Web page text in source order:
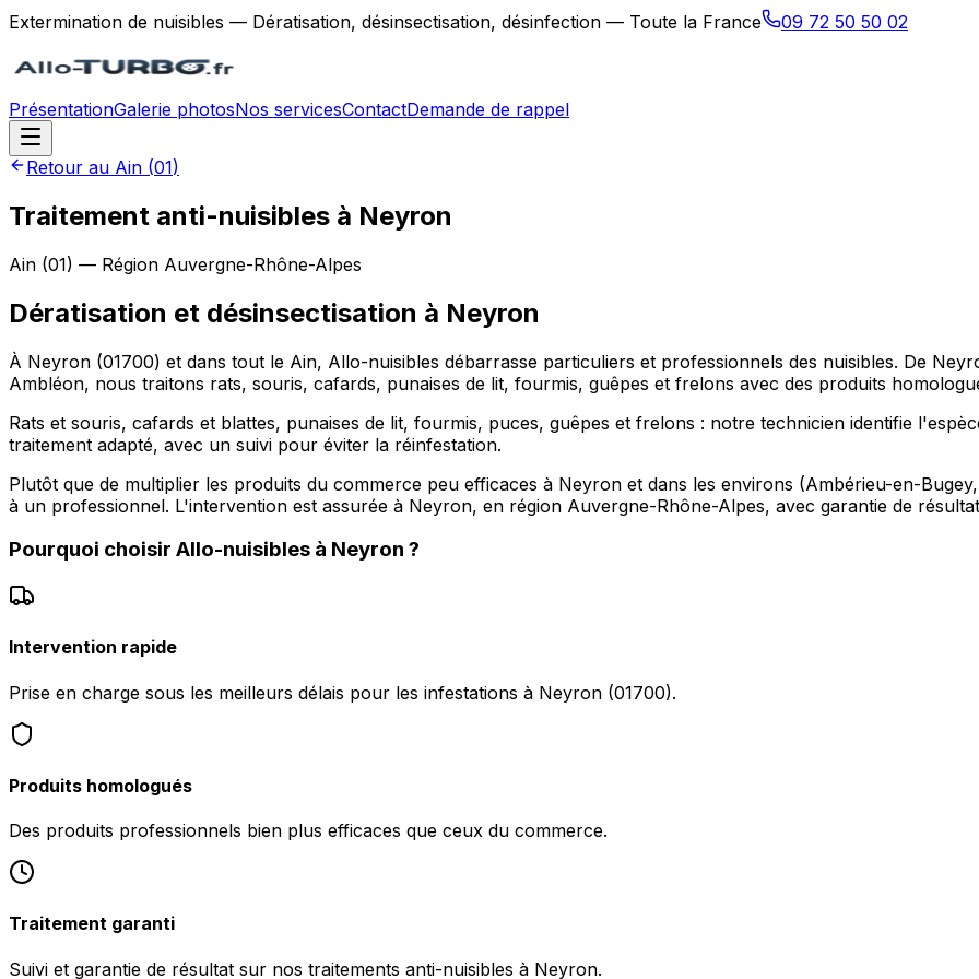
Extermination de nuisibles — Dératisation, désinsectisation, désinfection — Toute la France 09 72 50 50 02
PrésentationGalerie photosNos servicesContactDemande de rappel
Retour au Ain (01)
Traitement anti-nuisibles à Neyron
Ain (01) — Région Auvergne-Rhône-Alpes
Dératisation et désinsectisation à Neyron
À Neyron (01700) et dans tout le Ain, Allo-nuisibles débarrasse particuliers et professionnels des nuisibles. De
Ambléon, nous traitons rats, souris, cafards, punaises de lit, fourmis, guêpes et frelons avec des produits
Rats et souris, cafards et blattes, punaises de lit, fourmis, puces, guêpes et frelons : notre technicien identifie
traitement adapté, avec un suivi pour éviter la réinfestation.
Plutôt que de multiplier les produits du commerce peu efficaces à Neyron et dans les environs (Ambérieu-en-
à un professionnel. L'intervention est assurée à Neyron, en région Auvergne-Rhône-Alpes, avec garantie de
Pourquoi choisir Allo-nuisibles à Neyron ?
Intervention rapide
Prise en charge sous les meilleurs délais pour les infestations à Neyron (01700).
Produits homologués
Des produits professionnels bien plus efficaces que ceux du commerce.
Traitement garanti
Suivi et garantie de résultat sur nos traitements anti-nuisibles à Neyron.